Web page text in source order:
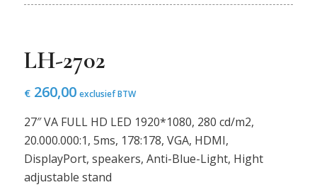
LH-2702
€260,00 exclusief BTW
27″ VA FULL HD LED 1920*1080, 280 cd/m2,
20.000.000:1, 5ms, 178:178, VGA, HDMI,
DisplayPort, speakers, Anti-Blue-Light, Hight
adjustable stand